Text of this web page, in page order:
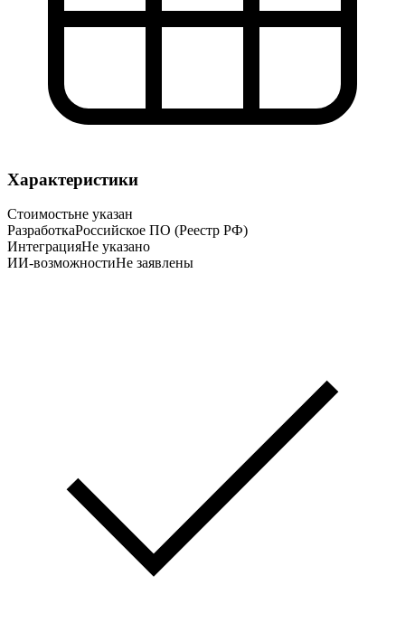
Характеристики
Стоимостьне указан
РазработкаРоссийское ПО (Реестр РФ)
ИнтеграцияНе указано
ИИ-возможностиНе заявлены